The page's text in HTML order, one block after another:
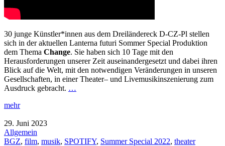
30 junge Künstler*innen aus dem Dreiländereck D-CZ-Pl stellen
sich in der aktuellen Lanterna futuri Sommer Special Produktion
dem Thema Change. Sie haben sich 10 Tage mit den
Herausforderungen unserer Zeit auseinandergesetzt und dabei ihren
Blick auf die Welt, mit den notwendigen Veränderungen in unseren
Gesellschaften, in einer Theater– und Livemusikinszenierung zum
Ausdruck gebracht. …
mehr
29. Juni 2023
Allgemein
BGZ, film, musik, SPOTIFY, Summer Special 2022, theater